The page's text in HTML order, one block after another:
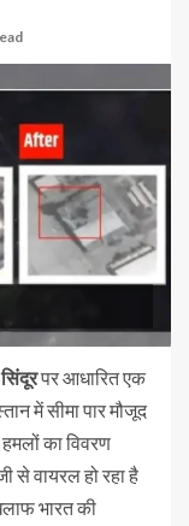
पर आधारित एक
में सीमा पार मौजूद
का विवरण
से वायरल हो रहा है
भारत की